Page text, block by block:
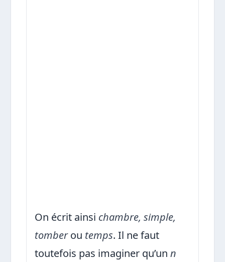
On écrit ainsi chambre, simple,
tomberou temps. Il ne faut
toutefois pas imaginer qu’unn